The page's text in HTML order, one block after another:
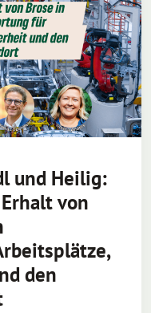
und Heilig:
von
den